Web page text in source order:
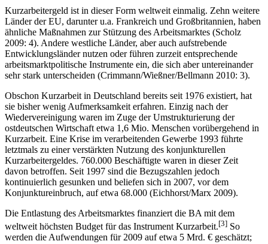
Kurzarbeitergeld ist in dieser Form weltweit einmalig. Zehn weitere
Länder der EU, darunter u.a. Frankreich und Großbritannien, haben
ähnliche Maßnahmen zur Stützung des Arbeitsmarktes (Scholz
2009: 4). Andere westliche Länder, aber auch aufstrebende
Entwicklungsländer nutzen oder führen zurzeit entsprechende
arbeitsmarktpolitische Instrumente ein, die sich aber untereinander
Obschon Kurzarbeit in Deutschland bereits seit 1976 existiert, hat
sie bisher wenig Aufmerksamkeit erfahren. Einzig nach der
Wiedervereinigung waren im Zuge der Umstrukturierung der
ostdeutschen Wirtschaft etwa 1,6 Mio. Menschen vorübergehend in
Kurzarbeit. Eine Krise im verarbeitenden Gewerbe 1993 führte
letztmals zu einer verstärkten Nutzung des konjunkturellen
Kurzarbeitergeldes. 760.000 Beschäftigte waren in dieser Zeit
davon betroffen. Seit 1997 sind die Bezugszahlen jedoch
kontinuierlich gesunken und beliefen sich in 2007, vor dem
Die Entlastung des Arbeitsmarktes finanziert die BA mit dem
weltweit höchsten Budget für das Instrument Kurzarbeit.[3]So